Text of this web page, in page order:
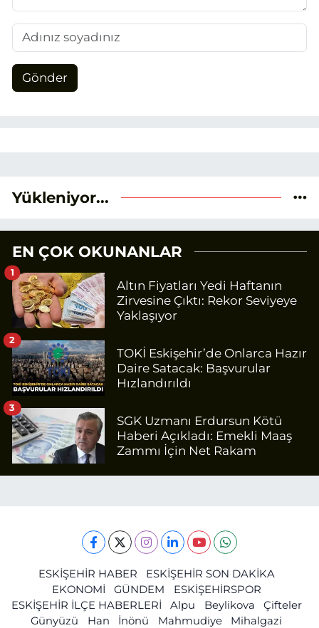
Gönder
Yükleniyor...
EN ÇOK OKUNANLAR
Altın Fiyatları Yedi Haftanın
Zirvesine Çıktı: Rekor Seviyeye
Yaklaşıyor
1
TOKİ Eskişehir’de Onlarca Hazır
Daire Satacak: Başvurular
Hızlandırıldı
2
SGK Uzmanı Erdursun Kötü
Haberi Açıkladı: Emekli Maaş
Zammı İçin Net Rakam
3
ESKİŞEHİR HABER
ESKİŞEHİR SON DAKİKA
EKONOMİ
GÜNDEM
ESKİŞEHİRSPOR
ESKİŞEHİR İLÇE HABERLERİ
Alpu Beylikova
Çifteler
Günyüzü
Han İnönü Mahmudiye
Mihalgazi